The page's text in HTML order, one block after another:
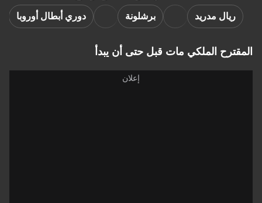
ريال مدريد برشلونة دوري أبطال أوروبا
المقترح الملكي مات قبل حتى أن يبدأ